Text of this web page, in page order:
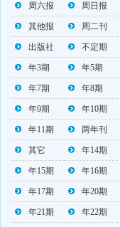
周六报 周日报
其他报 周二刊
出版社 不定期
年3期 年5期
年7期 年8期
年9期 年10期
年11期 两年刊
其它 年14期
年15期 年16期
年17期 年20期
年21期 年22期